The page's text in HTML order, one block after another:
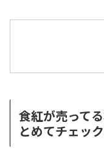
食紅が売って
とめてチェック